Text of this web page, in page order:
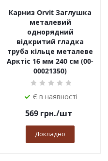
Карниз Orvit Заглушка
металевий
однорядний
відкритий гладка
труба кільце металеве
Арктіс 16 мм 240 см (00-
00021350)
Є в наявності
569грн./шт
Докладно